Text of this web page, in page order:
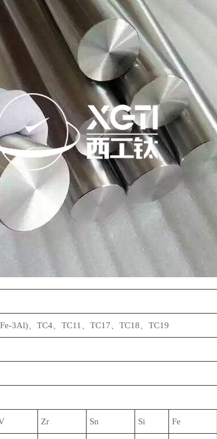
3Al)、TC4、TC11、TC17、TC18、TC19
Zr Sn Si Fe